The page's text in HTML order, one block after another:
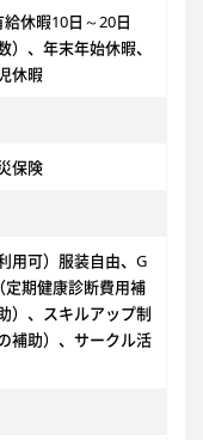
休暇10日～20日
）、年末年始休暇、
休暇
保険
用可）服装自由、G
定期健康診断費用補
）、スキルアップ制
補助）、サークル活